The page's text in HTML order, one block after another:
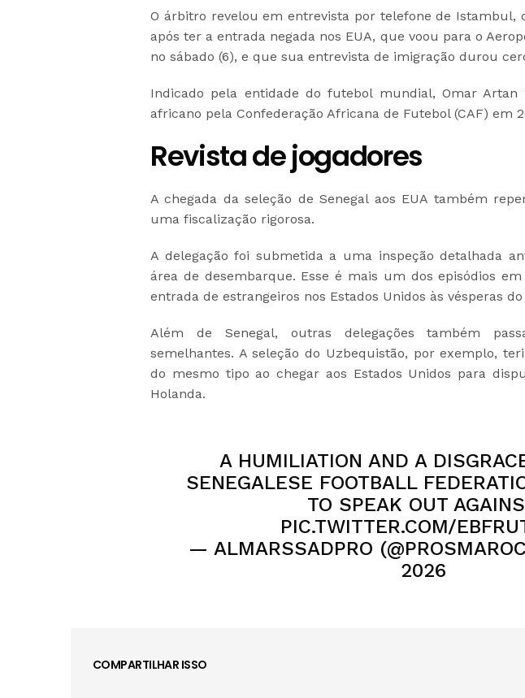
O árbitro revelou em entrevista por telefone de Istambul,
após ter a entrada negada nos EUA, que voou para o
no sábado (6), e que sua entrevista de imigração durou
Indicado pela entidade do futebol mundial, Omar
africano pela Confederação Africana de Futebol (CAF) em
Revista de jogadores
A chegada da seleção de Senegal aos EUA também
uma fiscalização rigorosa.
A delegação foi submetida a uma inspeção detalhada
área de desembarque. Esse é mais um dos episódios
entrada de estrangeiros nos Estados Unidos às vésperas
Além de Senegal, outras delegações também
semelhantes. A seleção do Uzbequistão, por exemplo,
do mesmo tipo ao chegar aos Estados Unidos para
Holanda.
A HUMILIATION AND A
SENEGALESE FOOTBALL
TO SPEAK OUT
PIC.TWITTER.COM/
— ALMARSSADPRO
2026
COMPARTILHAR ISSO